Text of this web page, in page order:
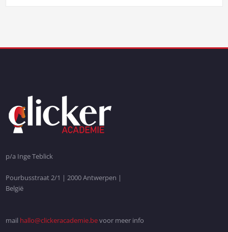
p/a Inge Teblick
Pourbusstraat 2/1 | 2000 Antwerpen |
België
mail hallo@clickeracademie.bevoor meer info